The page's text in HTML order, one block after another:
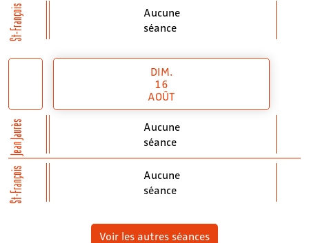
St-François
Aucune
séance
Jean Jaurès
St-François
DIM.
16
AOÛT
Aucune
séance
Aucune
séance
Voir les autres séances